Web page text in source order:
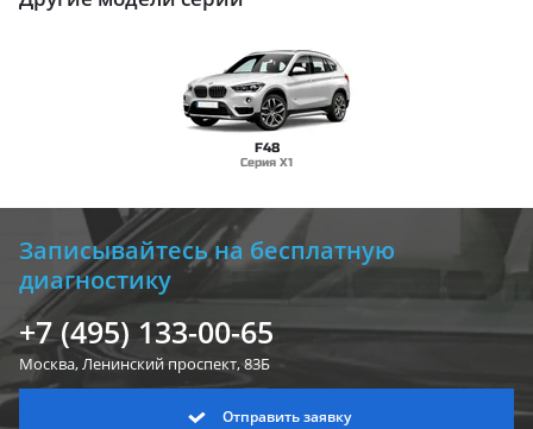
F48
Серия X1
Записывайтесь на бесплатную
диагностику
+7 (495) 133-00-65
Москва, Ленинскийпроспект, 83Б
Отправить заявку